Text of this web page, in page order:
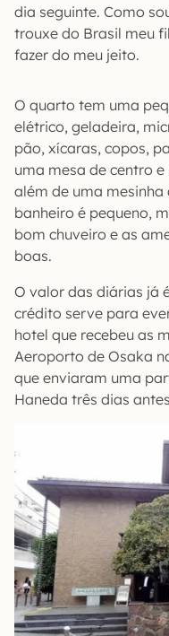
dia seguinte. Como
trouxe do Brasil meu
fazer do meu jeito.
O quarto tem uma
elétrico, geladeira,
pão, xícaras, copos,
uma mesa de centro
além de uma
banheiro é pequeno,
bom chuveiro e as
boas.
O valor das diárias já
crédito serve para
hotel que recebeu as
Aeroporto de Osaka
que enviaram uma
Haneda três dias